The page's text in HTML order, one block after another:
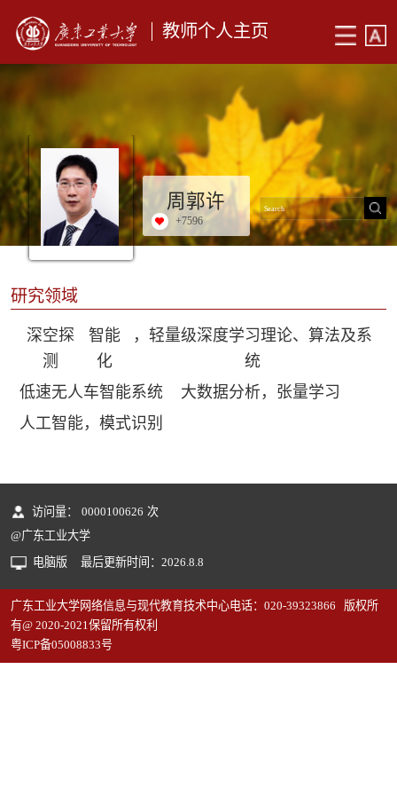
教师个人主页
周郭许
+7596
研究领域
深空探
测
智能
化
，轻量级深度学习理论、算法及系
统
低速无人车智能系统
大数据分析，张量学习
人工智能，模式识别
访问量： 0000100626 次
@广东工业大学
电脑版
最后更新时间： 2026 8 8
广东工业大学网络信息与现代教育技术中心电话：020-39323866 版权所
有@ 2020-2021保留所有权利
粤ICP备05008833号